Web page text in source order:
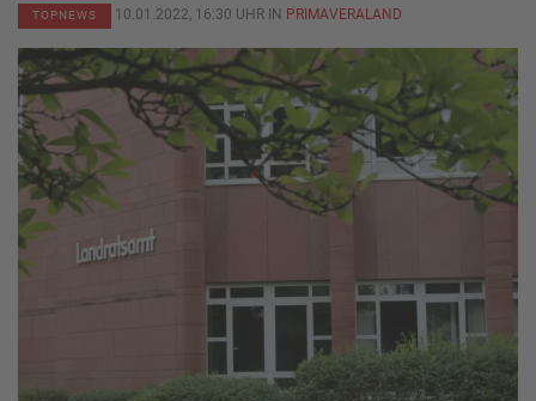
TOPNEWS 10.01.2022, 16:30 UHR IN PRIMAVERALAND